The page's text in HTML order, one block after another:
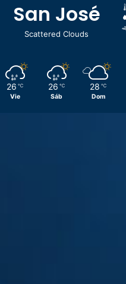
San José
Scattered Clouds
26 ℃
Vie
26 ℃
Sáb
28 ℃
Dom